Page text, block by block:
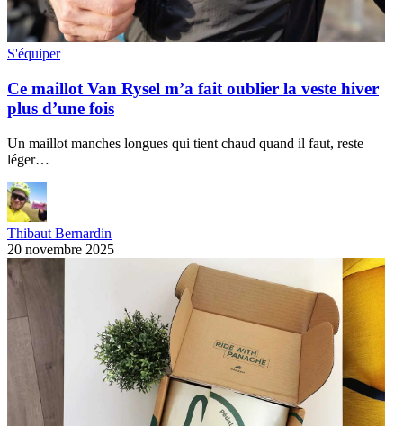
S'équiper
Ce maillot Van Rysel m’a fait oublier la veste hiver
plus d’une fois
Un maillot manches longues qui tient chaud quand il faut, reste
léger…
Thibaut Bernardin
20 novembre 2025